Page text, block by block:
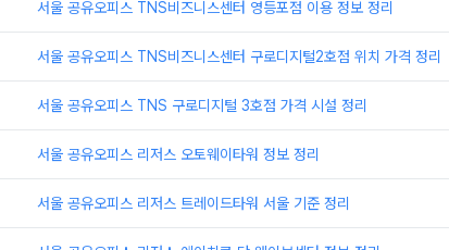
서울 공유오피스 TNS비즈니스센터 영등포점 이용 정보 정리
서울 공유오피스 TNS비즈니스센터 구로디지털2호점 위치 가격 정리
서울 공유오피스 TNS 구로디지털 3호점 가격 시설 정리
서울 공유오피스 리저스 오토웨이타워 정보 정리
서울 공유오피스 리저스 트레이드타워 서울 기준 정리